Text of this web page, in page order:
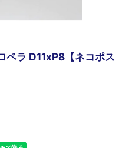
ラ D11xP8【ネコポス